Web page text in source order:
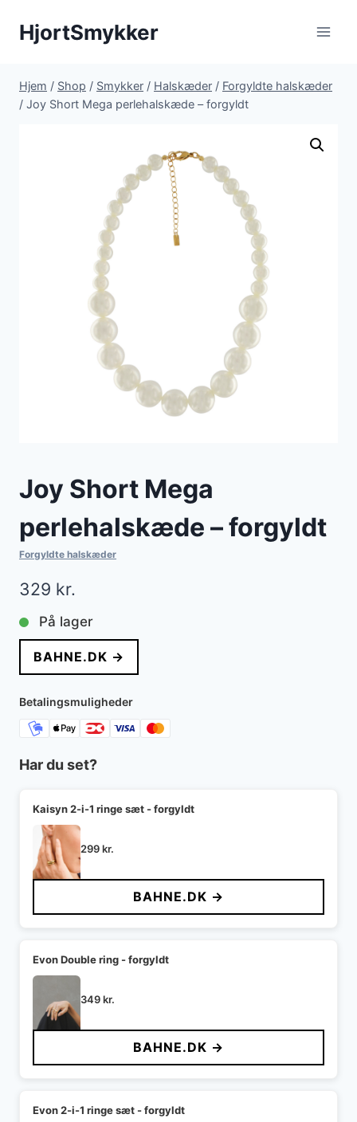
HjortSmykker
Hjem / Shop / Smykker / Halskæder / Forgyldte halskæder
/ Joy Short Mega perlehalskæde – forgyldt
Joy Short Mega
perlehalskæde – forgyldt
Forgyldte halskæder
329 kr.
På lager
BAHNE.DK →
Betalingsmuligheder
Har du set?
Kaisyn 2-i-1 ringe sæt - forgyldt
299kr.
BAHNE.DK →
Evon Double ring - forgyldt
349kr.
BAHNE.DK →
Evon 2-i-1 ringe sæt - forgyldt